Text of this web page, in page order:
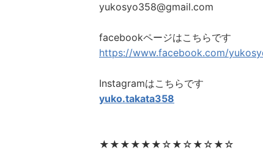
yukosyo358@gmail.com
facebookページはこちらです
https://www.facebook.com/
Instagramはこちらです
yuko.takata358
★★★★★★☆★☆★☆★☆